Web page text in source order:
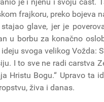
je i njenu i svoju čast.
frajkoru, preko bojeva
glave, jer je
u borbu za konačno
svoga velikog Vožda:
I to sve ne radi carstva
Hristu Bogu.“ Upravo ta
živa i danas.